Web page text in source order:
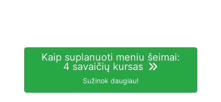
Kaip suplanuoti meniu šeimai:
4 savaičių kursas
Sužinok daugiau!